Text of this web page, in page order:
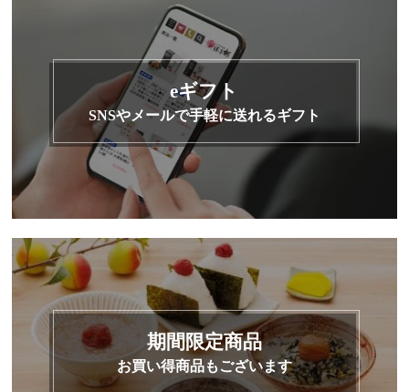
eギフト
SNSやメールで手軽に送れるギフト
期間限定商品
お買い得商品もございます